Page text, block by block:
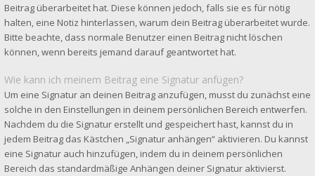
Beitrag überarbeitet hat. Diese können jedoch, falls sie es für nötig
halten, eine Notiz hinterlassen, warum dein Beitrag überarbeitet wurde.
Bitte beachte, dass normale Benutzer einen Beitrag nicht löschen
können, wenn bereits jemand darauf geantwortet hat.
Wie kann ich meinem Beitrag eine Signatur anfügen?
Um eine Signatur an deinen Beitrag anzufügen, musst du zunächst eine
solche in den Einstellungen in deinem persönlichen Bereich entwerfen.
Nachdem du die Signatur erstellt und gespeichert hast, kannst du in
jedem Beitrag das Kästchen „Signatur anhängen“ aktivieren. Du kannst
eine Signatur auch hinzufügen, indem du in deinem persönlichen
Bereich das standardmäßige Anhängen deiner Signatur aktivierst.